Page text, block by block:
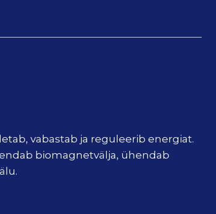
vabastab ja reguleerib energiat.
biomagnetvälja, ühendab